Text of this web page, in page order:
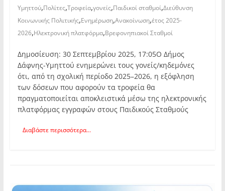
Υμηττού,Πολίτες,Τροφεία,γονείς,Παιδικοί σταθμοί,Διεύθυνση
Κοινωνικής Πολιτικής,Ενημέρωση,Ανακοίνωση,έτος 2025-
2026,Ηλεκτρονική πλατφόρμα,Βρεφονηπιακοί Σταθμοί
Δημοσίευση: 30 Σεπτεμβρίου 2025, 17:05Ο Δήμος
Δάφνης-Υμηττού ενημερώνει τους γονείς/κηδεμόνες
ότι, από τη σχολική περίοδο 2025–2026, η εξόφληση
των δόσεων που αφορούν τα τροφεία θα
πραγματοποιείται αποκλειστικά μέσω της ηλεκτρονικής
πλατφόρμας εγγραφών στους Παιδικούς Σταθμούς
Διαβάστε περισσότερα...